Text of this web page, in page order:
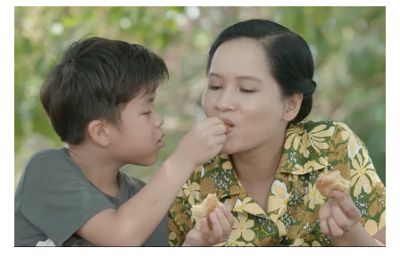
Tư vấn
Chuyên mục khác
Emagazine Podcast
Photo Infographic
Video Shorts video
VTV Money VTV Thể thao